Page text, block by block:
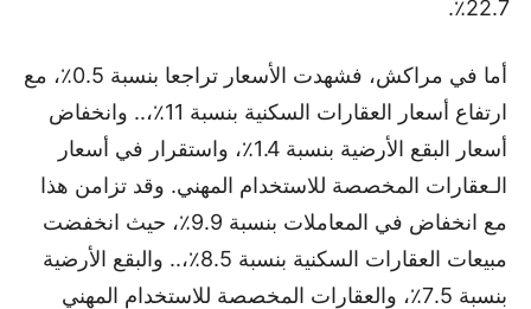
22.7٪.
أما في مراكش، فشهدت الأسعار تراجعا بنسبة 0.5٪، مع
ارتفاع أسعار العقارات السكنية بنسبة 11٪،.. وانخفاض
أسعار البقع الأرضية بنسبة 1.4٪، واستقرار في أسعار
الـعقارات المخصصة للاستخدام المهني. وقد تزامن هذا
مع انخفاض في المعاملات بنسبة 9.9٪، حيث انخفضت
مبيعات العقارات السكنية بنسبة 8.5٪،.. والبقع الأرضية
بنسبة 7.5٪، والعقارات المخصصة للاستخدام المهني